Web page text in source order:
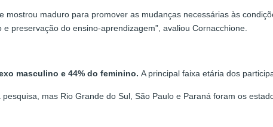
mostrou maduro para promover as mudanças necessárias às
preservação do ensino-aprendizagem”, avaliou Cornacchione.
masculino e 44% do feminino. A principal faixa etária dos
pesquisa, mas Rio Grande do Sul, São Paulo e Paraná foram os